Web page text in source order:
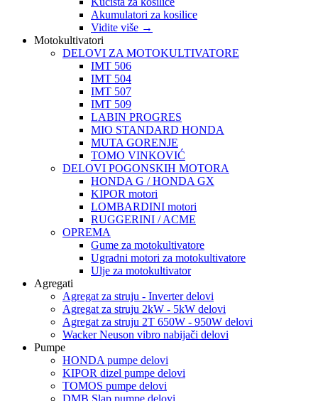
Akumulatori za kosilice
Vidite više →
Motokultivatori
DELOVI ZA MOTOKULTIVATORE
IMT 506
IMT 504
IMT 507
IMT 509
LABIN PROGRES
MIO STANDARD HONDA
MUTA GORENJE
TOMO VINKOVIĆ
DELOVI POGONSKIH MOTORA
HONDA G / HONDA GX
KIPOR motori
LOMBARDINI motori
RUGGERINI / ACME
OPREMA
Gume za motokultivatore
Ugradni motori za motokultivatore
Ulje za motokultivator
Agregati
Agregat za struju - Inverter delovi
Agregat za struju 2kW - 5kW delovi
Agregat za struju 2T 650W - 950W delovi
Wacker Neuson vibro nabijači delovi
Pumpe
HONDA pumpe delovi
KIPOR dizel pumpe delovi
TOMOS pumpe delovi
DMB Slap pumpe delovi